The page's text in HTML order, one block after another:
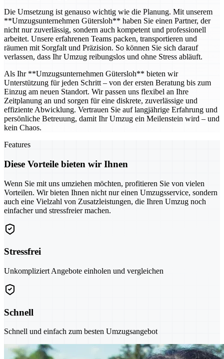
Die Umsetzung ist genauso wichtig wie die Planung. Mit unserem
**Umzugsunternehmen Gütersloh** haben Sie einen Partner, der
nicht nur zuverlässig, sondern auch kompetent und professionell
arbeitet. Unsere erfahrenen Teams packen, transportieren und
räumen mit Sorgfalt und Präzision. So können Sie sich darauf
verlassen, dass Ihr Umzug reibungslos und ohne Stress abläuft.
Als Ihr **Umzugsunternehmen Gütersloh** bieten wir
Unterstützung für jeden Schritt – von der ersten Beratung bis zum
Einzug am neuen Standort. Wir passen uns flexibel an Ihre
Zeitplanung an und sorgen für eine diskrete, zuverlässige und
effiziente Abwicklung. Vertrauen Sie auf langjährige Erfahrung und
persönliche Betreuung, damit Ihr Umzug ein Meilenstein wird – und
kein Chaos.
Features
Diese Vorteile bieten wir Ihnen
Wenn Sie mit uns umziehen möchten, profitieren Sie von vielen
Vorteilen. Wir bieten Ihnen nicht nur einen Umzugsservice, sondern
auch eine Vielzahl von Zusatzleistungen, die Ihren Umzug noch
einfacher und stressfreier machen.
Stressfrei
Unkompliziert Angebote einholen und vergleichen
Schnell
Schnell und einfach zum besten Umzugsangebot